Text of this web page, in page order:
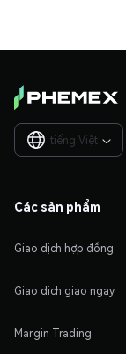
tiếng Việt 
Các sản phẩm
Giao dịch hợp đồng
Giao dịch giao ngay
Margin Trading